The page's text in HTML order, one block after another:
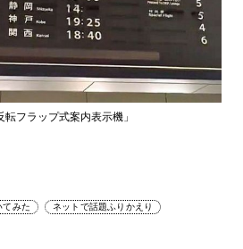
フラップ式案内表示機」
てみた ネットで話題ふりかえり